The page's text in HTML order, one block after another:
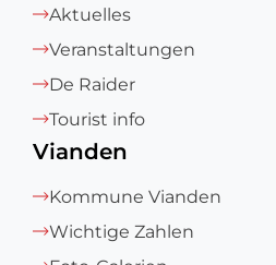
Aktuelles
Veranstaltungen
De Raider
Tourist info
Vianden
Kommune Vianden
Wichtige Zahlen